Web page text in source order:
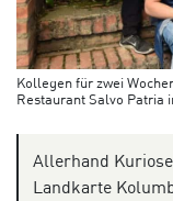
Kollegen für zwei
Restaurant Salvo Patria
Allerhand
Landkarte